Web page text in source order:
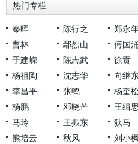
热门专栏
秦晖 陈行之 郑永
曹林
鄢烈山 傅国涌
于建嵘
陈志武 徐贲
杨祖陶
沈志华 向继
李昌平
张鸣 杨奎
杨鹏
邓晓芒 王缉思
马玲
王振东 狄马
熊培云
秋风 刘小